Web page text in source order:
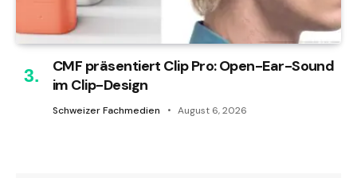
CMF präsentiert Clip Pro: Open-Ear-Sound
im Clip-Design
Schweizer Fachmedien August 6, 2026